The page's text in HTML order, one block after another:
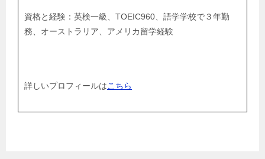
資格と経験：英検一級、TOEIC960、語学学校で３年勤
務、オーストラリア、アメリカ留学経験
詳しいプロフィールはこちら